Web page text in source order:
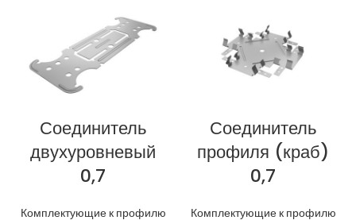
Соединитель
двухуровневый
0,7
Комплектующие к профилю
Соединитель
профиля (краб)
0,7
Комплектующие к профилю